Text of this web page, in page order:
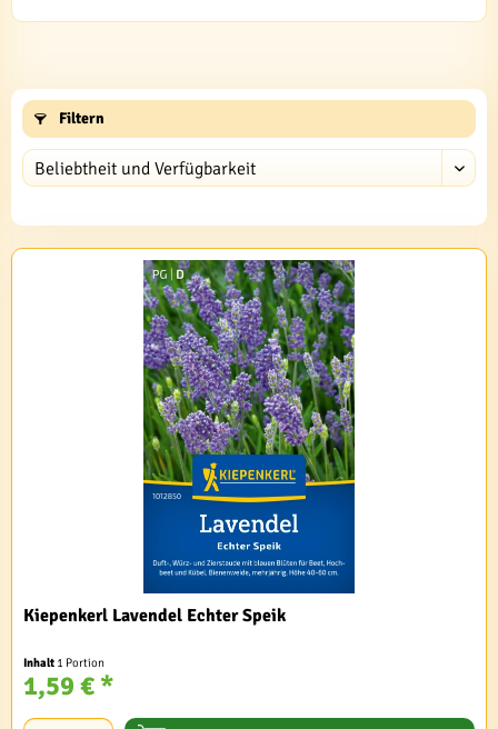
Filtern
Kiepenkerl Lavendel Echter Speik
Inhalt 1 Portion
1,59 € *